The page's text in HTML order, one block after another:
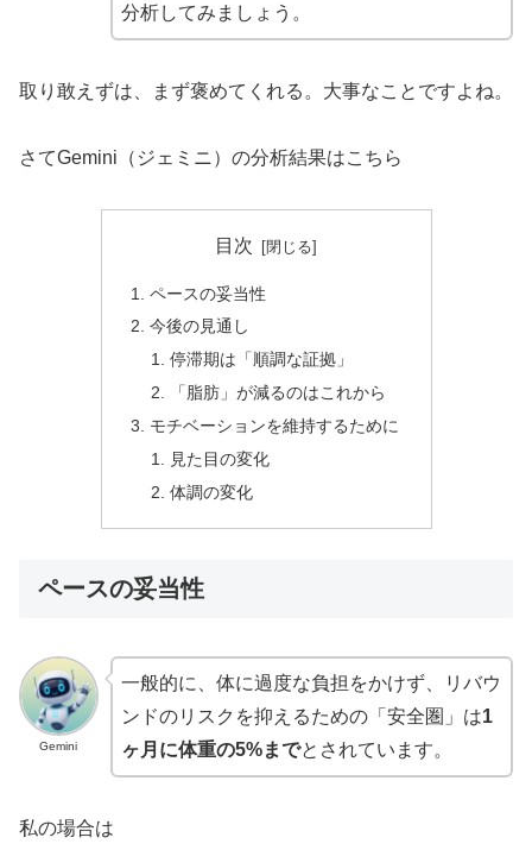
分析してみましょう。
取り敢えずは、まず褒めてくれる。大事なことですよね。
さてGemini（ジェミニ）の分析結果はこちら
目次
ペースの妥当性
今後の見通し
停滞期は「順調な証拠」
「脂肪」が減るのはこれから
モチベーションを維持するために
見た目の変化
体調の変化
ペースの妥当性
Gemini
一般的に、体に過度な負担をかけず、リバウ
ンドのリスクを抑えるための「安全圏」は1
ヶ月に体重の5%までとされています。
私の場合は